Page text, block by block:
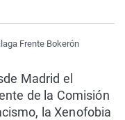
Frente Bokerón
Madrid el
de la Comisión
la Xenofobia